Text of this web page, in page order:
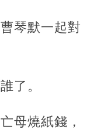
琴默一起對
了。
母燒紙錢，